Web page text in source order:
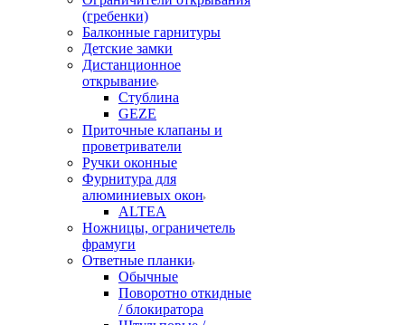
(гребенки)
Балконные гарнитуры
Детские замки
Дистанционное
открывание
Стублина
GEZE
Приточные клапаны и
проветриватели
Ручки оконные
Фурнитура для
алюминиевых окон
ALTEA
Ножницы, ограничетель
фрамуги
Ответные планки
Обычные
Поворотно откидные
/ блокиратора